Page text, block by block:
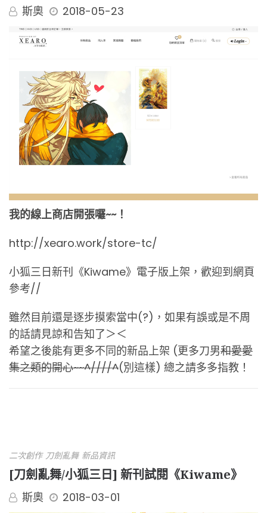
斯奧 2018-05-23
我的線上商店開張囉~~！
http://xearo.work/store-tc/
小狐三日新刊《Kiwame》電子版上架，歡迎到網頁
參考//
雖然目前還是逐步摸索當中(?)，如果有誤或是不周
的話請見諒和告知了＞＜
希望之後能有更多不同的新品上架 (更多刀男和愛愛
集之類的開心~~^////^(別這樣) 總之請多多指教！
二次創作 刀劍亂舞 新品資訊
[刀劍亂舞/小狐三日] 新刊試閱《Kiwame》
斯奧 2018-03-01